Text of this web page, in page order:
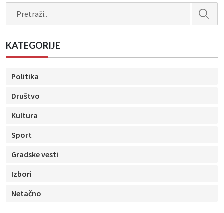
KATEGORIJE
Politika
Društvo
Kultura
Sport
Gradske vesti
Izbori
Netačno